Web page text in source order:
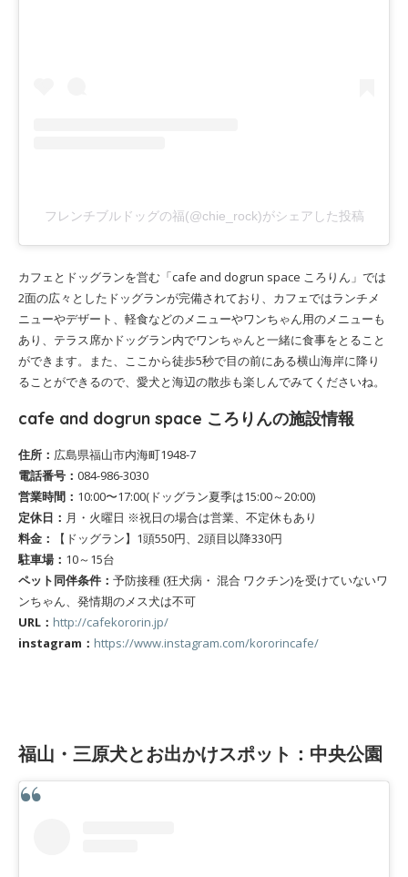
フレンチブルドッグの福(@chie_rock)がシェアした投稿
カフェとドッグランを営む「cafe and dogrun space ころりん」では
2面の広々としたドッグランが完備されており、カフェではランチメ
ニューやデザート、軽食などのメニューやワンちゃん用のメニューも
あり、テラス席かドッグラン内でワンちゃんと一緒に食事をとること
ができます。また、ここから徒歩5秒で目の前にある横山海岸に降り
ることができるので、愛犬と海辺の散歩も楽しんでみてくださいね。
cafe and dogrun space ころりんの施設情報
住所： 広島県福山市内海町1948-7
電話番号： 084-986-3030
営業時間： 10:00〜17:00(ドッグラン夏季は15:00～20:00)
定休日： 月・火曜日 ※祝日の場合は営業、不定休もあり
料金：
【ドッグラン】1頭550円、2頭目以降330円
駐車場： 10～15台
ペット同伴条件： 予防接種 (狂犬病・ 混合 ワクチン)を受けていないワ
ンちゃん、発情期のメス犬は不可
URL： http://cafekororin.jp/
instagram： https://www.instagram.com/kororincafe/
福山・三原犬とお出かけスポット：中央公園